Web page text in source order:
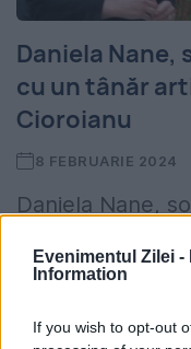
Evenimentul Zilei -
Information
If you wish to opt-out
Daniela
cu un tânăr
Cioroianu
8 FEBRUARIE 2024
Daniela Nane,
directorul
surprinsă
au fost